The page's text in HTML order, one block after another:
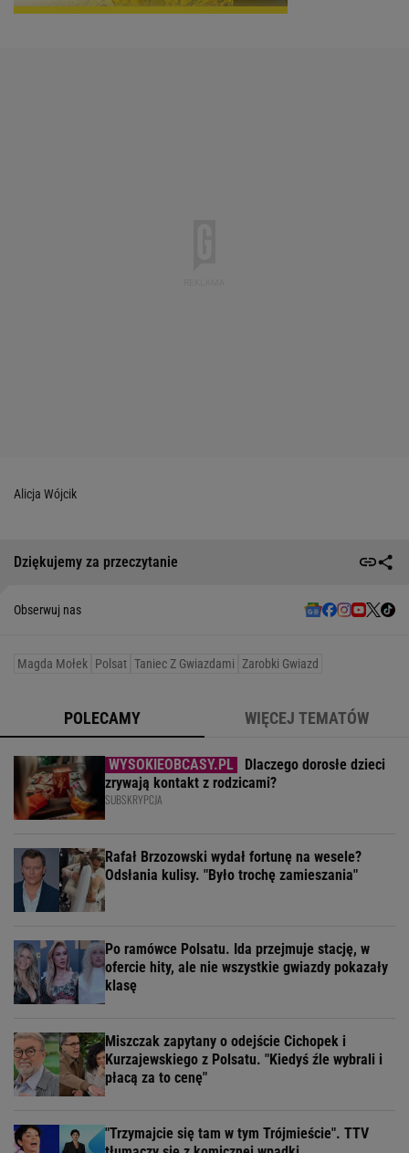
Alicja Wójcik
Dziękujemy za przeczytanie
Obserwuj nas
Magda Mołek Polsat Taniec Z Gwiazdami Zarobki Gwiazd
POLECAMY WIĘCEJ TEMATÓW
Dlaczego dorosłe dzieci
zrywają kontakt z rodzicami?
SUBSKRYPCJA
Rafał Brzozowski wydał fortunę na wesele?
Odsłania kulisy. "Było trochę zamieszania"
Po ramówce Polsatu. Ida przejmuje stację, w
ofercie hity, ale nie wszystkie gwiazdy pokazały
klasę
Miszczak zapytany o odejście Cichopek i
Kurzajewskiego z Polsatu. "Kiedyś źle wybrali i
płacą za to cenę"
"Trzymajcie się tam w tym Trójmieście". TTV